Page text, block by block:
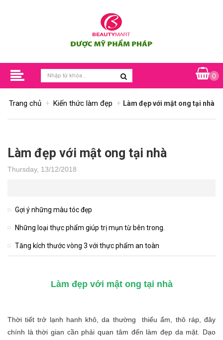
0
Trang chủ Kiến thức làm đẹp Làm đẹp với mật ong tại nhà
Làm đẹp với mật ong tại nhà
Thursday, 13/12/2018
Gợi ý những màu tóc đẹp
Những loại thực phẩm giúp trị mụn từ bên trong.
Tăng kích thước vòng 3 với thực phẩm an toàn
Làm đẹp với mật ong tại nhà
Thời tiết trở lạnh hanh khô, da thường thiếu ẩm, thô ráp, đây
chính là thời gian cần phải quan tâm đến làm đẹp da mặt. Dạo